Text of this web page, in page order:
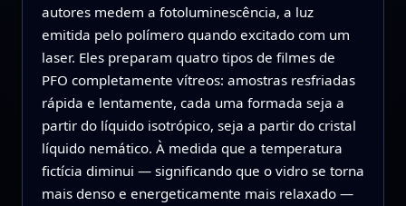
autores medem a fotoluminescência, a luz
emitida pelo polímero quando excitado com um
laser. Eles preparam quatro tipos de filmes de
PFO completamente vítreos: amostras resfriadas
rápida e lentamente, cada uma formada seja a
partir do líquido isotrópico, seja a partir do cristal
líquido nemático. À medida que a temperatura
fictícia diminui — significando que o vidro se torna
mais denso e energeticamente mais relaxado —